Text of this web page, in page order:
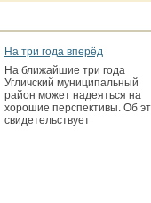
На три года вперёд
На ближайшие три года
Угличский муниципальный
район может надеяться на
хорошие перспективы. Об
свидетельствует